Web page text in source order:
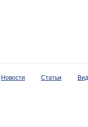
Новости Статьи